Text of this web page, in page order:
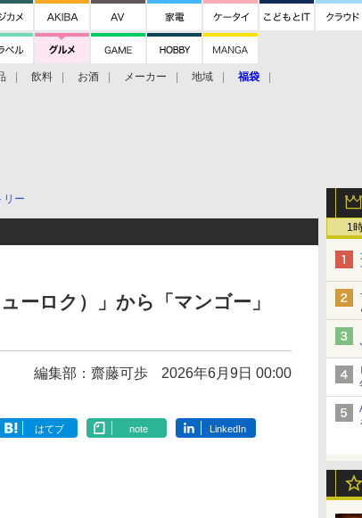
飲料 お酒 メーカー 地域 福袋
1
リー
ーロク）」から「マンゴー」
編集部：齋藤可歩 2026年6月9日 00:00
はてブ note LinkedIn